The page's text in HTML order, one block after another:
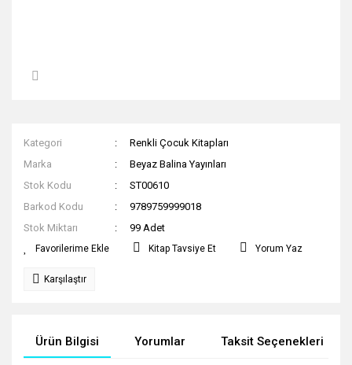
Kategori
Renkli Çocuk Kitapları
Marka
Beyaz Balina Yayınları
Stok Kodu
ST00610
Barkod Kodu
9789759999018
Stok Miktarı
99 Adet
Kitap Tavsiye Et Yorum Yaz
Karşılaştır
Ürün Bilgisi Yorumlar Taksit Seçenekleri